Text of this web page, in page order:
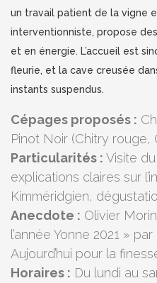
un travail patient de la vigne
interventionniste, propose
et en énergie. L’accueil est
fleurie, et la cave creusée
instants suspendus.
Cépages proposés :
Pinot Noir (Chitry
Particularités : Visite
explications claires sur
Kimméridgien,
Anecdote : Olivier
l’année Yonne 2021 »
Aujourd’hui pour la
Horaires : Du lundi au